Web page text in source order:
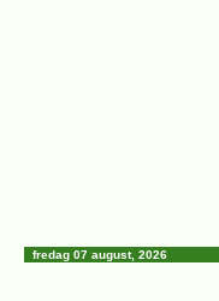
fredag 07 august, 2026